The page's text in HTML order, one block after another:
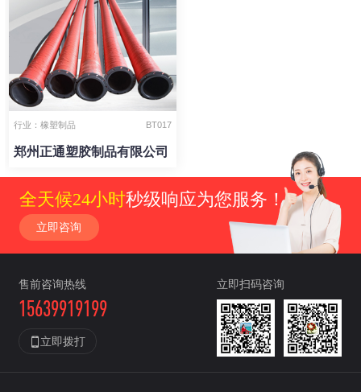
行业：橡塑制品 BT017
郑州正通塑胶制品有限公司
全天候24小时秒级响应为您服务！
立即咨询
售前咨询热线
15639919199
 立即拨打
立即扫码咨询